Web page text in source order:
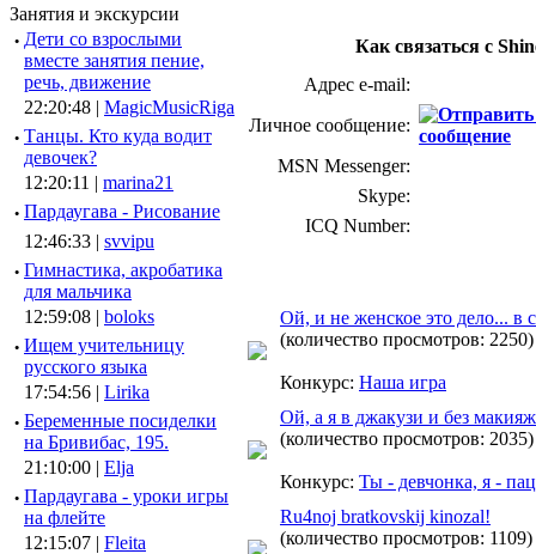
Занятия и экскурсии
· Дети со взрослыми
вместе занятия пение,
речь, движение
22:20:48 | MagicMusicRiga
· Танцы. Кто куда водит
девочек?
12:20:11 | marina21
· Пардаугава - Рисование
12:46:33 | svvipu
· Гимнастика, акробатика
для мальчика
12:59:08 | boloks
· Ищем учительницу
русского языка
17:54:56 | Lirika
· Беременные посиделки
на Бривибас, 195.
21:10:00 | Elja
· Пардаугава - уроки игры
на флейте
12:15:07 | Fleita
Как связаться с
Адрес e-mail:
Личное сообщение:
MSN Messenger:
Skype:
ICQ Number:
Ой, и не женское это дело... в
(количество просмотров: 2250)
Конкурс: Наша игра
Ой, а я в джакузи и без
(количество просмотров: 2035)
Конкурс: Ты - девчонка, я -
Ru4noj bratkovskij kinozal!
(количество просмотров: 1109)